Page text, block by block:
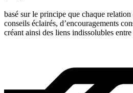
basé sur le principe que chaque
conseils éclairés, d’encouragements
créant ainsi des liens indissolubles